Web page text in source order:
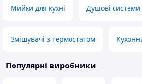
Мийки для кухні Душові системи
Змішувачі з термостатом
Популярні виробники